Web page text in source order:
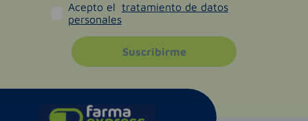
Acepto el tratamiento de datos
personales
Suscribirme